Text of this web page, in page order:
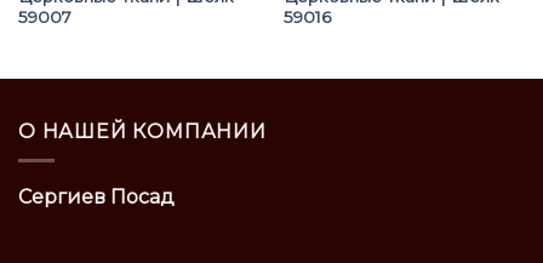
59007
59016
О НАШЕЙ КОМПАНИИ
Сергиев Посад